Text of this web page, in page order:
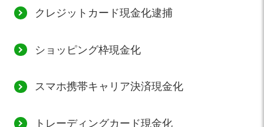
クレジットカード現金化逮捕
ショッピング枠現金化
スマホ携帯キャリア決済現金化
トレーディングカード現金化